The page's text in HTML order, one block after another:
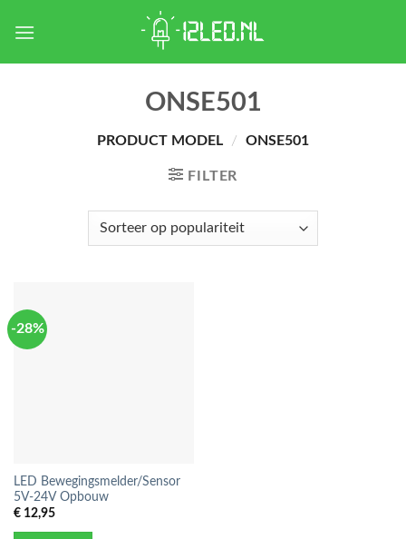
ONSE501
PRODUCT MODEL / ONSE501
FILTER
-28%
LED Bewegingsmelder/Sensor
5V-24V Opbouw
€12,95